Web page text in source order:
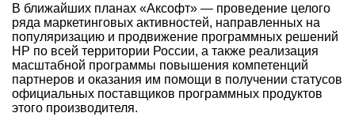
В ближайших планах «Аксофт» — проведение целого
ряда маркетинговых активностей, направленных на
популяризацию и продвижение программных решений
HP по всей территории России, а также реализация
масштабной программы повышения компетенций
партнеров и оказания им помощи в получении статусов
официальных поставщиков программных продуктов
этого производителя.